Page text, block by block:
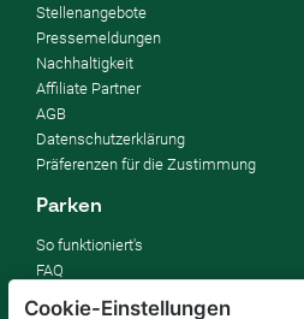
Cookie-Einstellungen
Stellenangebote
Pressemeldungen
Nachhaltigkeit
Affiliate Partner
AGB
Datenschutzerklärung
Präferenzen für die Zustimmung
Parken
So funktioniert's
FAQ
Vermieten